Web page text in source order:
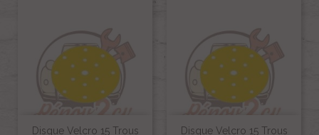
Disque Velcro 15 Trous
Disque Velcro 15 Trous